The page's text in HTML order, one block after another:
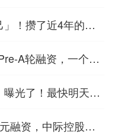
！攒了近4年的对
A轮融资，一个上
光了！最快明天发
融资，中际控股领